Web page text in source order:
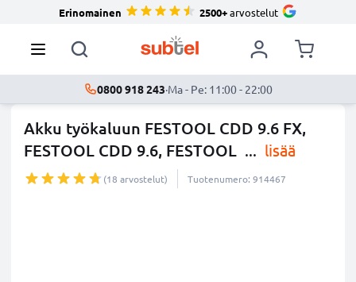
Erinomainen 2500+arvostelut
0800 918 243·Ma - Pe: 11:00 - 22:00
Akku työkaluun FESTOOL CDD 9.6 FX,
FESTOOL CDD 9.6, FESTOOL ... lisää
(18 arvostelut) Tuotenumero: 914467